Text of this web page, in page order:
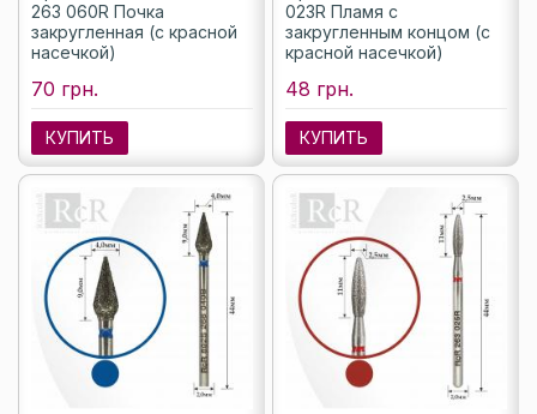
263 060R Почка
закругленная (с красной
насечкой)
70 грн.
КУПИТЬ
023R Пламя с
закругленным концом (с
красной насечкой)
48 грн.
КУПИТЬ